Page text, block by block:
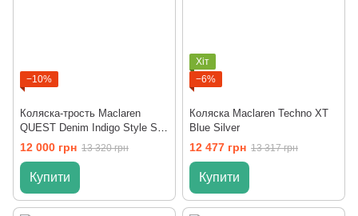
−10%
Коляска-трость Maclaren
QUEST Denim Indigo Style Set
с аксессуарами
12 000 грн 13 320 грн
Купити
Хіт
−6%
Коляска Maclaren Techno XT
Blue Silver
12 477 грн 13 317 грн
Купити